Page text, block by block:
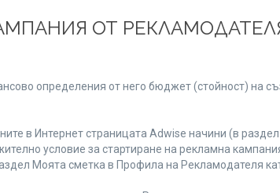
ОТ
определения от него бюджет (стойност) на
в Интернет страницата Adwise начини (в
условие за стартиране на рекламна
Моята сметка в Профила на Рекламодателя